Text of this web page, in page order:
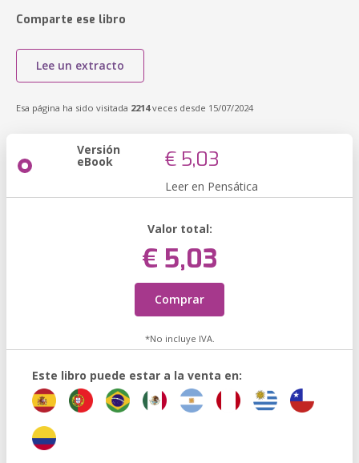
Comparte ese libro
Lee un extracto
Esa página ha sido visitada 2214veces desde 15/07/2024
Versión
eBook € 5,03
Leer en Pensática
Valor total:
€ 5,03
Comprar
*No incluye IVA.
Este libro puede estar a la venta en: